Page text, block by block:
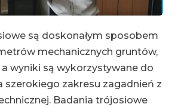
są doskonałym sposobem
mechanicznych gruntów,
a wyniki są wykorzystywane do
szerokiego zakresu zagadnień z
Badania trójosiowe